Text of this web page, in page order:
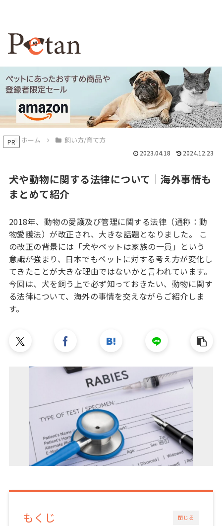
PR ホーム 飼い方/育て方
犬や動物に関する法律について｜海外事情も
まとめて紹介
2023.04.18 2024.12.23
2018年、動物の愛護及び管理に関する法律（通称：動
物愛護法）が改正され、大きな話題となりました。 こ
の改正の背景には「犬やペットは家族の一員」という
意識が強まり、日本でもペットに対する考え方が変化し
てきたことが大きな理由ではないかと言われています。
今回は、犬を飼う上で必ず知っておきたい、動物に関す
る法律について、海外の事情を交えながらご紹介しま
す。
閉じる
もくじ